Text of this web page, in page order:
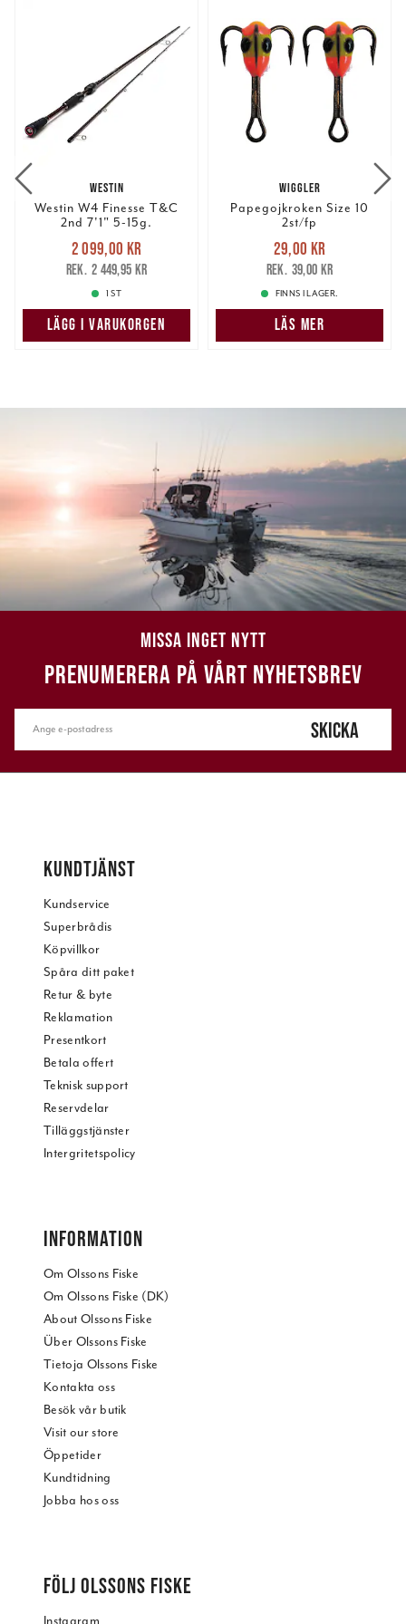
WESTIN
Westin W4 Finesse T&C
2nd 7'1" 5-15g.
Nuvarande pris
2 099,00 krTidigare pris
2 449,95 kr
2 099,00 kr
2 449,95 kr
1 ST
LÄGG I VARUKORGEN
WIGGLER
Papegojkroken Size 10
2st/fp
Nuvarande pris
29,00 krTidigare pris
39,00 kr
29,00 kr
39,00 kr
FINNS I LAGER.
LÄS MER
MISSA INGET NYTT
PRENUMERERA PÅ VÅRT NYHETSBREV
SKICKA
KUNDTJÄNST
Kundservice
Superbrådis
Köpvillkor
Spåra ditt paket
Retur & byte
Reklamation
Presentkort
Betala offert
Teknisk support
Reservdelar
Tilläggstjänster
Intergritetspolicy
INFORMATION
Om Olssons Fiske
Om Olssons Fiske (DK)
About Olssons Fiske
Über Olssons Fiske
Tietoja Olssons Fiske
Kontakta oss
Besök vår butik
Visit our store
Öppetider
Kundtidning
Jobba hos oss
FÖLJ OLSSONS FISKE
Instagram